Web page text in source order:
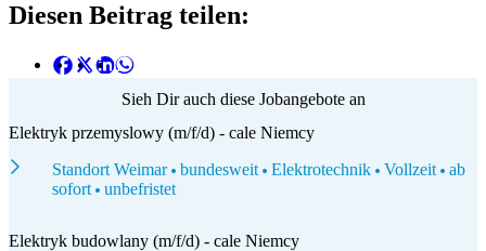
Diesen Beitrag teilen:
Sieh Dir auch diese Jobangebote an
Elektryk przemyslowy (m/f/d) - cale Niemcy
Standort Weimar
bundesweit Elektrotechnik Vollzeit
ab
sofort
unbefristet
Elektryk budowlany (m/f/d) - cale Niemcy